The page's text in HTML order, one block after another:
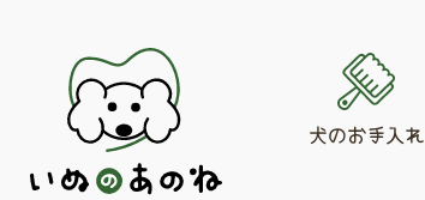
犬のお手入れ